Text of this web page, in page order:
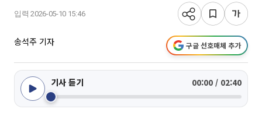
입력 2026-05-10 15:46
송석주 기자 구글 선호매체 추가
기사 듣기 00:00 / 02:40